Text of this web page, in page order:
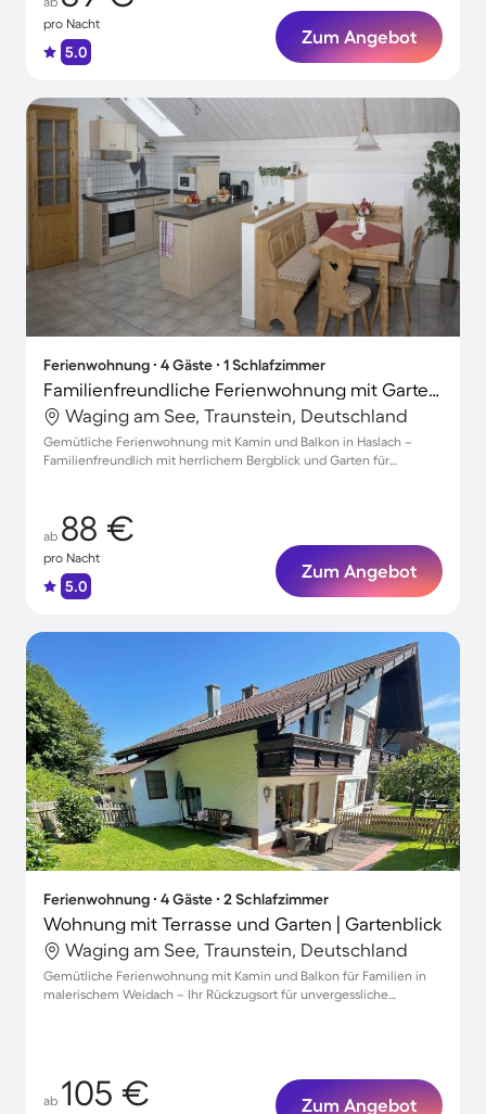
pro Nacht
5.0
Zum Angebot
Ferienwohnung ∙ 4 Gäste ∙ 1 Schlafzimmer
Familienfreundliche Ferienwohnung mit Garten und Grill | Bergblick
Waging am See, Traunstein, Deutschland
Gemütliche Ferienwohnung mit Kamin und Balkon in Haslach –
Familienfreundlich mit herrlichem Bergblick und Garten für
ab 88 €
pro Nacht
5.0
Zum Angebot
Ferienwohnung ∙ 4 Gäste ∙ 2 Schlafzimmer
Wohnung mit Terrasse und Garten | Gartenblick
Waging am See, Traunstein, Deutschland
Gemütliche Ferienwohnung mit Kamin und Balkon für Familien in
malerischem Weidach – Ihr Rückzugsort für unvergessliche
ab 105 € Zum Angebot